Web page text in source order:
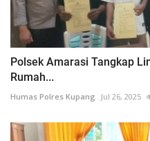
Polsek Amarasi Tangkap
Rumah...
Humas Polres Kupang Jul 26, 2025